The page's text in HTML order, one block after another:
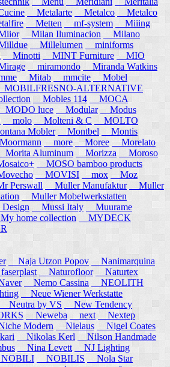
Metalarte Metalco
Metalco
Metten mf-system
Miiing
Milan Iluminacion
Milano
Millelumen
miniforms
Minotti MINT Furniture
MIO
miramondo
Miranda Watkins
Mitab mmcite
Mobel
MOBILFRESNO-ALTERNATIVE
Mobles 114
MOCA
MODO luce Modular
Modus
molo Molteni & C
MOLTO
Mobler Montbel
Montis
more Moree
Morelato
Morita Aluminum Morizza
Moroso
MOSO bamboo products
MOVISI mox
Moz
Perswall Muller Manufaktur
Muller
Muller Mobelwerkstatten
Mussi Italy
Muurame
home collection
MYDECK
Naja Utzon Popov
Nanimarquina
Naturofloor
Naturtex
Nemo Cassina
NEOLITH
Neue Wiener Werkstatte
Neutra by VS
New Tendency
Neweba next
Nextep
Modern Nielaus
Nigel Coates
Nikolas Kerl
Nilson Handmade
Nina Levett
NJ Lighting
NOBILIS
Nola Star